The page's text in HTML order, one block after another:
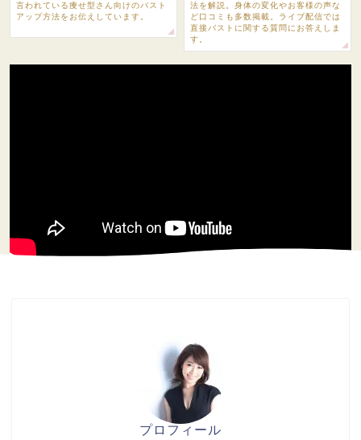
言われている痩せ型さん向けのバスト
アップ方法をお伝えしています。
法を解説。身体の変化やお客様の声な
ど口コミも多数掲載。ライブ配信では
直接バストに関する質問にお答えしま
す。
プロフィール